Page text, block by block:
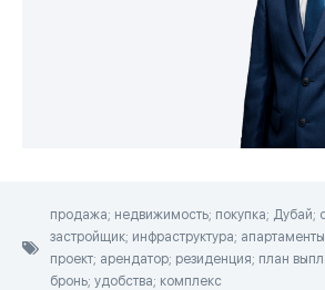
продажа; недвижимость; покупка; Дубай;
застройщик; инфраструктура;
проект; арендатор; резиденция; план
бронь; удобства; комплекс